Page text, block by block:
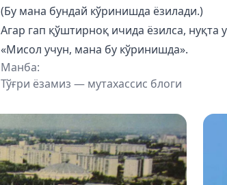
(Бу мана бундай кўринишда ёзилади.)
Агар гап қўштирноқ ичида ёзилса, нуқта
«Мисол учун, мана бу кўринишда».
Манба:
Тўғри ёзамиз — мутахассис блоги